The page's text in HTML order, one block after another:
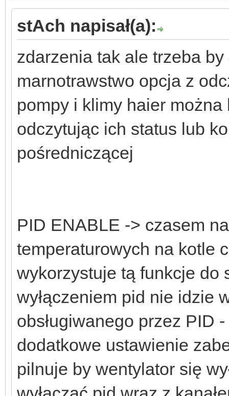
stAch napisał(a):
zdarzenia tak ale trzeba
marnotrawstwo opcja z
pompy i klimy haier
odczytując ich status lub
pośredniczącej
PID ENABLE -> czasem
temperaturowych na kotle
wykorzystuje tą funkcje do
wyłączeniem pid nie idzie
obsługiwanego przez PID
dodatkowe ustawienie
pilnuje by wentylator się